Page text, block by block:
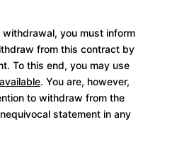
you must inform
from this contract by
To this end, you may use
. You are, however,
to withdraw from the
statement in any